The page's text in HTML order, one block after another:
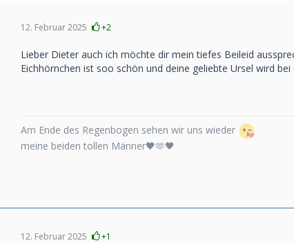
12. Februar 2025 +2
Lieber Dieter auch ich möchte dir mein tiefes Beileid
Eichhörnchen ist soo schön und deine geliebte Ursel wird
Am Ende des Regenbogen sehen wir uns wieder
meine beiden tollen Männer🖤🫶🖤
12. Februar 2025 +1